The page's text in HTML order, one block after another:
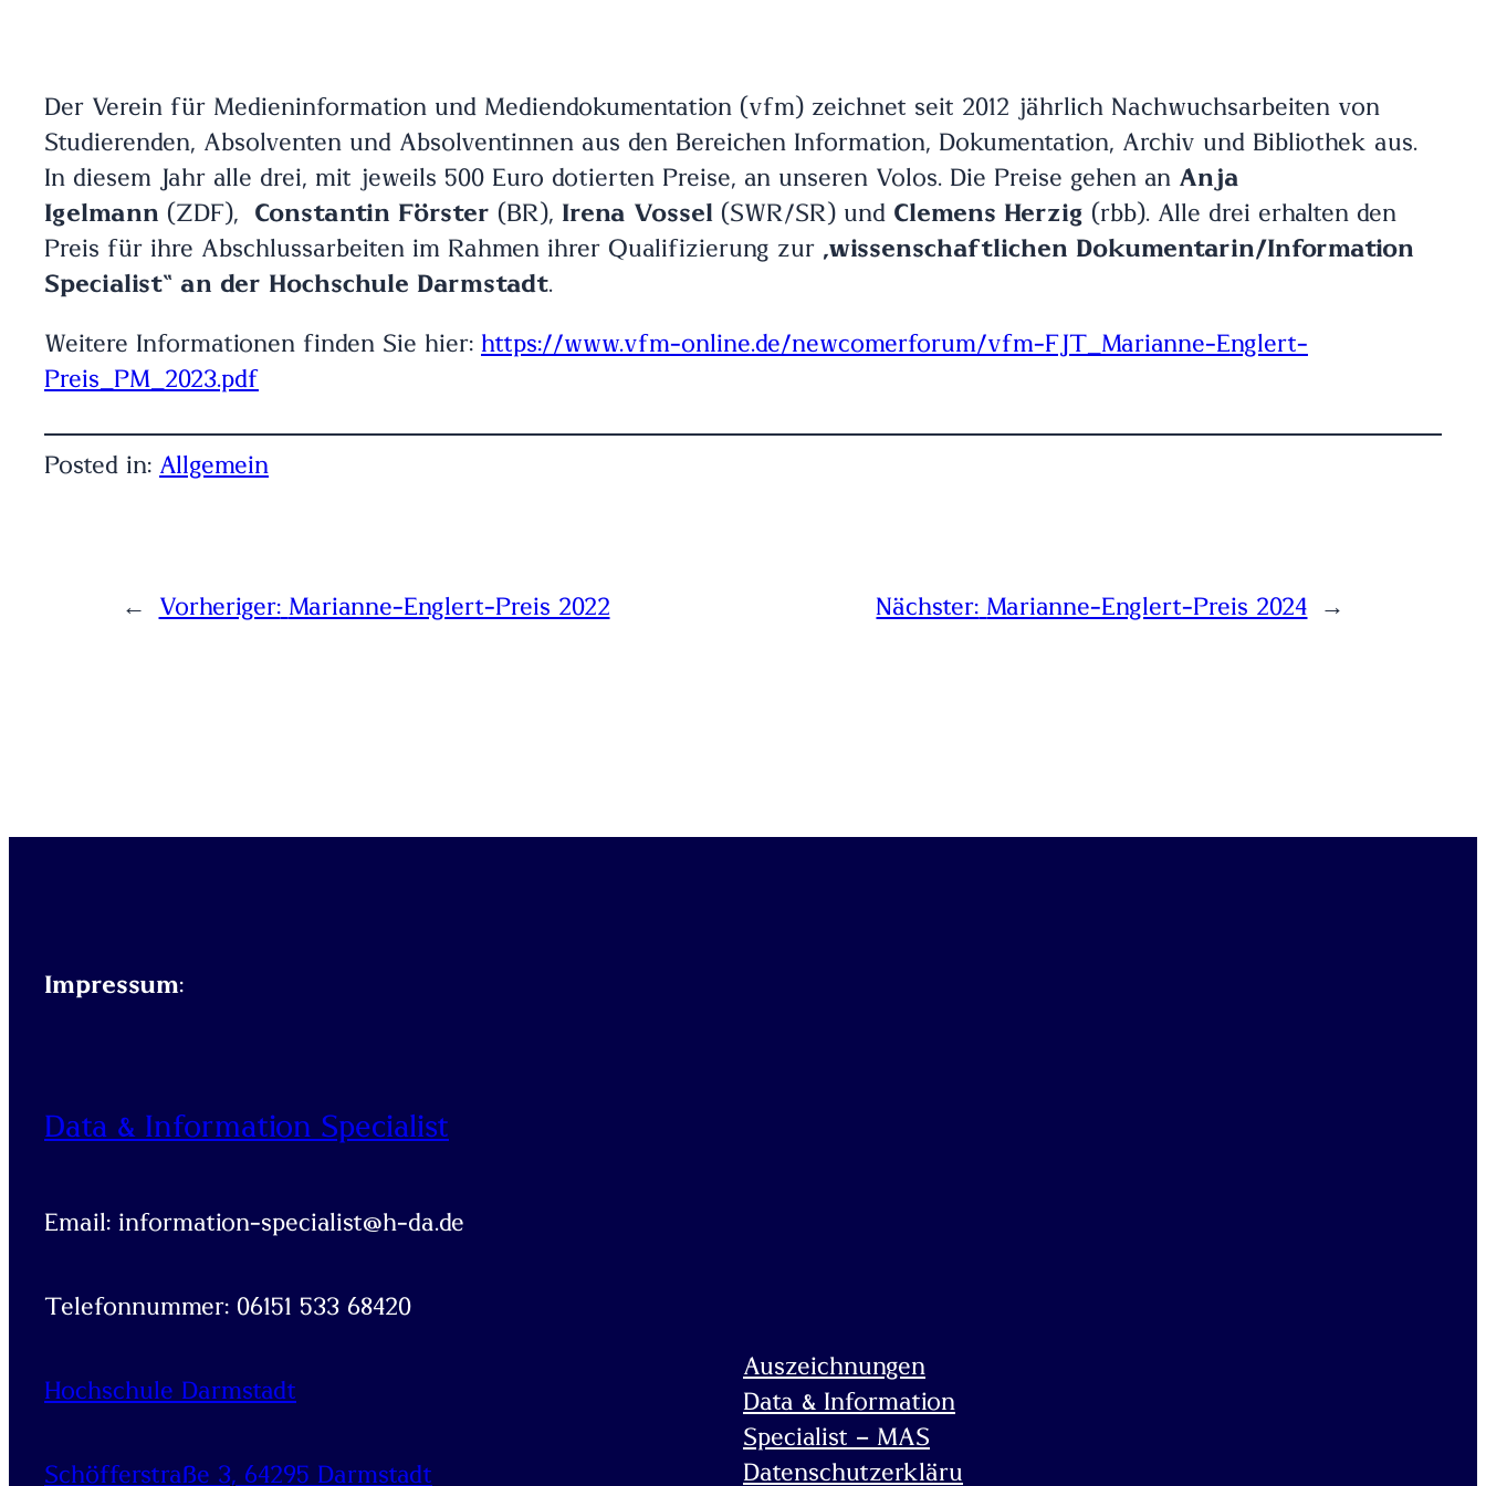
Der Verein für Medieninformation und Mediendokumentation (vfm) zeichnet seit 2012 jährlich Nachwuchsarbeiten von
Studierenden, Absolventen und Absolventinnen aus den Bereichen Information, Dokumentation, Archiv und Bibliothek aus.
In diesem Jahr alle drei, mit jeweils 500 Euro dotierten Preise, an unseren Volos. Die Preise gehen an Anja
Igelmann (ZDF), Constantin Förster (BR), Irena Vossel (SWR/SR) und Clemens Herzig (rbb). Alle drei erhalten den
Preis für ihre Abschlussarbeiten im Rahmen ihrer Qualifizierung zur „wissenschaftlichen Dokumentarin/Information
Specialist“ an der Hochschule Darmstadt.
Weitere Informationen finden Sie hier: https://www.vfm-online.de/newcomerforum/vfm-FJT_Marianne-Englert-
Preis_PM_2023.pdf
Posted in: Allgemein
← Vorheriger: Marianne-Englert-Preis 2022 Nächster: Marianne-Englert-Preis 2024 →
Impressum:
Data & Information Specialist
Email: information-specialist@h-da.de
Telefonnummer: 06151 533 68420
Hochschule Darmstadt
Schöfferstraße 3, 64295 Darmstadt
Auszeichnungen
Data & Information
Specialist – MAS
Datenschutzerkläru